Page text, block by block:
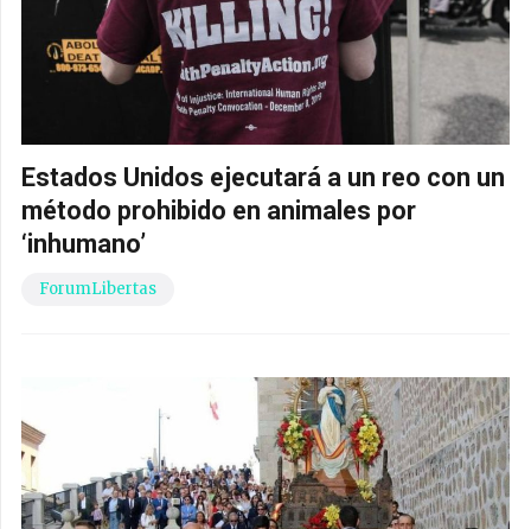
Estados Unidos ejecutará a un reo con un
método prohibido en animales por
‘inhumano’
ForumLibertas